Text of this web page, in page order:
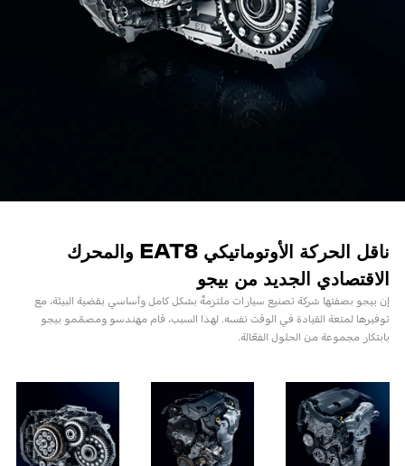
ناقل الحركة الأوتوماتيكي EAT8 والمحرك
الاقتصادي الجديد من بيجو
إن بيجو بصفتها شركة تصنيع سيارات ملتزمةٌ بشكل كامل وأساسي بقضية البيئة، مع
توفيرها لمتعة القيادة في الوقت نفسه. لهذا السبب، قام مهندسو ومصمّمو بيجو
بابتكار مجموعة من الحلول الفعّالة.